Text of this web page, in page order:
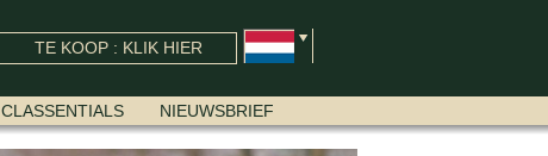
TE KOOP : KLIK HIER
CLASSENTIALS NIEUWSBRIEF